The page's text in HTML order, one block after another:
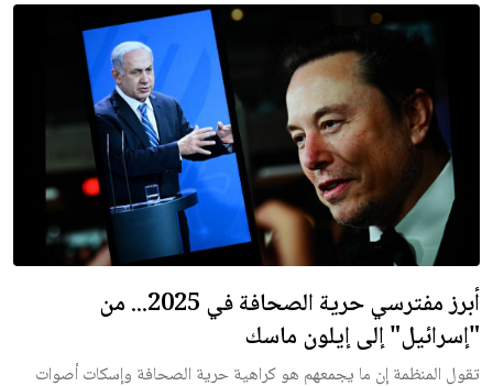
أبرز مفترسي حرية الصحافة في 2025... من
"إسرائيل" إلى إيلون ماسك
تقول المنظمة إن ما يجمعهم هو كراهية حرية الصحافة وإسكات أصوات